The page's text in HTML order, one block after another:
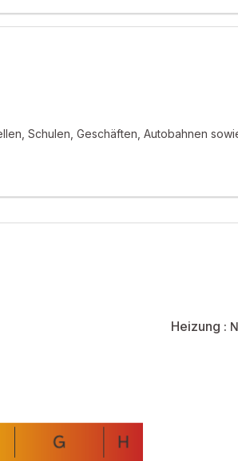
Schulen, Geschäften, Autobahnen
Heizung :